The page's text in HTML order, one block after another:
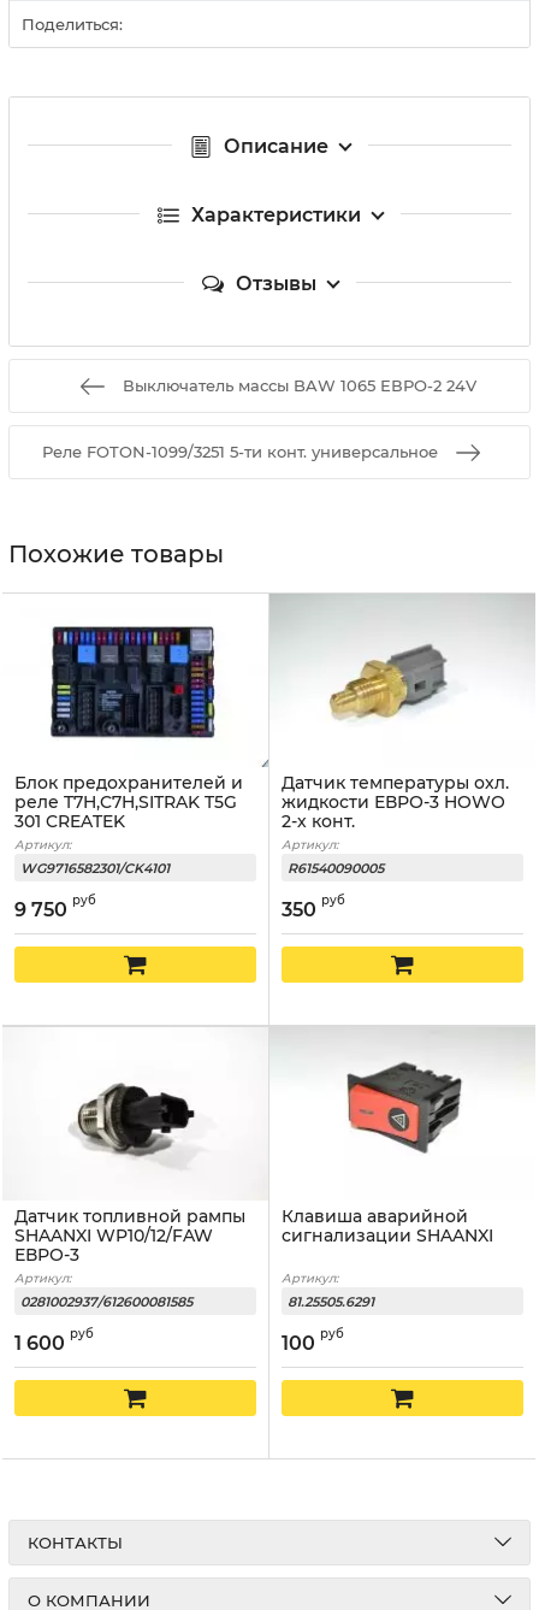
Поделиться:
Описание
Характеристики
Отзывы
Выключатель массы BAW 1065 ЕВРО-2 24V
Реле FOTON-1099/3251 5-ти конт. универсальное
Похожие товары
Блок предохранителей и
реле T7H,C7H,SITRAK T5G
301 CREATEK
Артикул:
WG9716582301/CK4101
9 750 руб
Датчик температуры охл.
жидкости ЕВРО-3 HOWO
2-х конт.
Артикул:
R61540090005
350 руб
Датчик топливной рампы
SHAANXI WP10/12/FAW
ЕВРО-3
Артикул:
0281002937/612600081585
1 600 руб
Клавиша аварийной
сигнализации SHAANXI
Артикул:
81.25505.6291
100 руб
КОНТАКТЫ
О КОМПАНИИ